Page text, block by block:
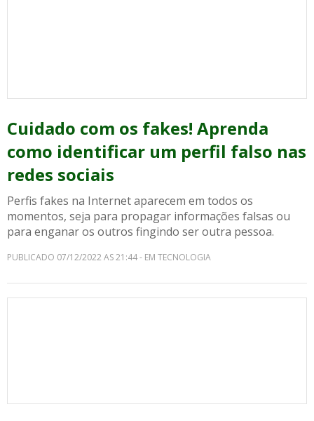
Cuidado com os fakes! Aprenda
como identificar um perfil falso nas
redes sociais
Perfis fakes na Internet aparecem em todos os
momentos, seja para propagar informações falsas ou
para enganar os outros fingindo ser outra pessoa.
PUBLICADO 07/12/2022 AS 21:44 - EM TECNOLOGIA